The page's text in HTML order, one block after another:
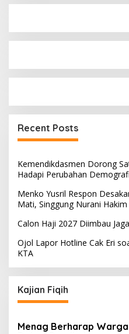
Recent Posts
Kemendikdasmen Dorong
Hadapi Perubahan Demografi
Menko Yusril Respon
Mati, Singgung Nurani Hakim
Calon Haji 2027 Diimbau
Ojol Lapor Hotline Cak Eri
KTA
Kajian Fiqih
Menag Berharap